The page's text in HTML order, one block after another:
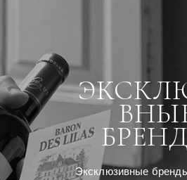
Эксклюзивные